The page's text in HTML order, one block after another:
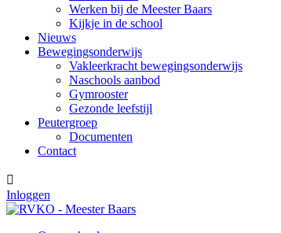
Werken bij de Meester Baars
Kijkje in de school
Nieuws
Bewegingsonderwijs
Vakleerkracht bewegingsonderwijs
Naschools aanbod
Gymrooster
Gezonde leefstijl
Peutergroep
Documenten
Contact

Inloggen